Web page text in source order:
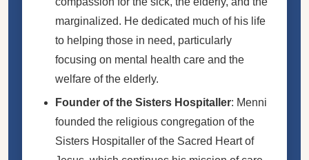
marginalized. He dedicated much of his life
to helping those in need, particularly
focusing on mental health care and the
welfare of the elderly.
Founder of the Sisters Hospitaller: Menni
founded the religious congregation of the
Sisters Hospitaller of the Sacred Heart of